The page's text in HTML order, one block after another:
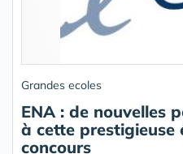
Grandes ecoles
ENA : de nouvelles
à cette prestigieuse
concours